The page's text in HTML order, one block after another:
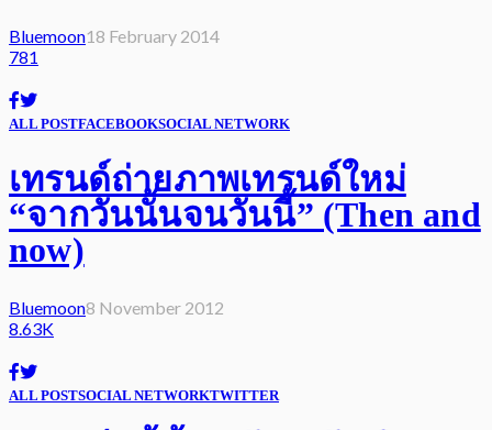
Bluemoon18 February 2014
781
ALL POSTFACEBOOKSOCIAL NETWORK
เทรนด์ถ่ายภาพเทรนด์ใหม่
“จากวันนั้นจนวันนี้” (Then and
now)
Bluemoon8 November 2012
8.63K
ALL POSTSOCIAL NETWORKTWITTER